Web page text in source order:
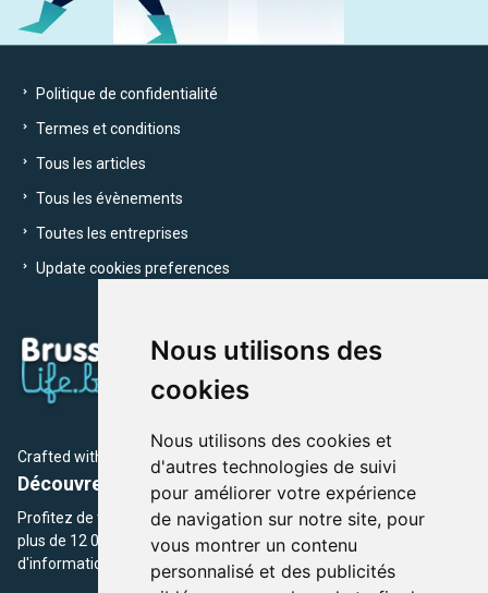
Nous utilisons des
cookies
Nous utilisons des cookies et
d'autres technologies de suivi
pour améliorer votre expérience
de navigation sur notre site, pour
vous montrer un contenu
personnalisé et des publicités
Politique de confidentialité
Termes et conditions
Tous les articles
Tous les évènements
Toutes les entreprises
Update cookies preferences
Crafted with by Brusselslife Team
Découvrez plus de 12 000 adresses et événements
Profitez de toutes les sections de BrusselsLife.be et découvrez
plus de 12 000 adresses et un grand choix d'événements,
d'informations et de conseils et astuces de notre écriture.